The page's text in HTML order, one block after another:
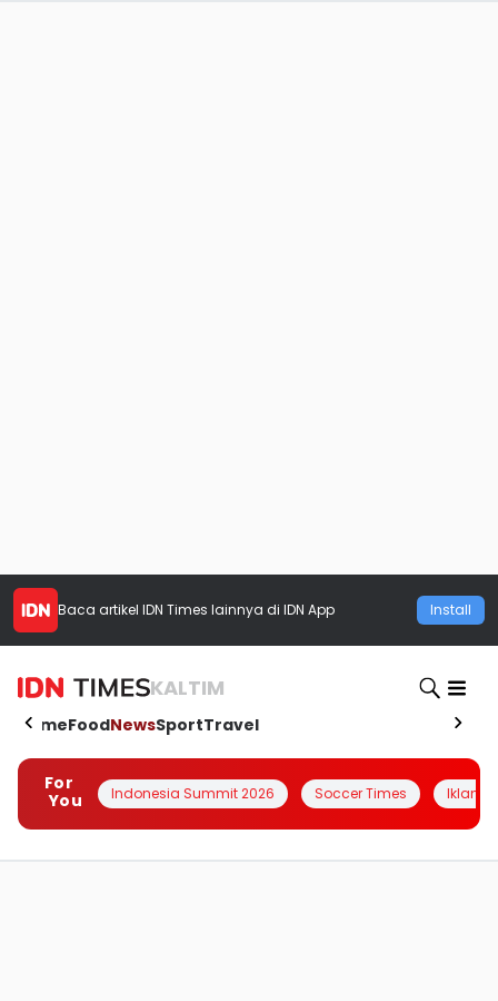
Baca artikel IDN Times lainnya di IDN App Install
KALTIM
HomeFoodNewsSportTravel
For
You
Indonesia Summit 2026 Soccer Times Iklanin